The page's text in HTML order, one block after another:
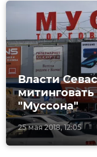
25 мая 2018, 12:05
Власти
"Муссона"